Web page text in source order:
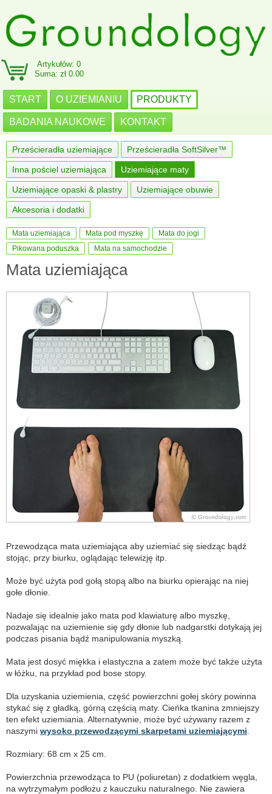
Artykułów: 0
Suma: zł 0.00
START O UZIEMIANIU PRODUKTY
BADANIA NAUKOWE KONTAKT
Prześcieradła uziemiające Prześcieradła SoftSilver™
Inna pościel uziemiająca Uziemiające maty
Uziemiające opaski & plastry Uziemiające obuwie
Akcesoria i dodatki
Mata uziemiająca Mata pod myszkę
Mata do jogi
Pikowana poduszka
Mata na samochodzie
Mata uziemiająca
Przewodząca mata uziemiająca aby uziemiać się siedząc bądź
stojąc, przy biurku, oglądając telewizję itp.
Może być użyta pod gołą stopą albo na biurku opierając na niej
gołe dłonie.
Nadaje się idealnie jako mata pod klawiaturę albo myszkę,
pozwalając na uziemienie się gdy dłonie lub nadgarstki dotykają jej
podczas pisania bądź manipulowania myszką.
Mata jest dosyć miękka i elastyczna a zatem może być także użyta
w łóżku, na przykład pod bose stopy.
Dla uzyskania uziemienia, część powierzchni gołej skóry powinna
stykać się z gładką, górną częścią maty. Cieńka tkanina zmniejszy
ten efekt uziemiania. Alternatywnie, może być używany razem z
naszymi wysoko przewodzącymi skarpetami uziemiającymi
Rozmiary: 68 cm x 25 cm.
Powierzchnia przewodząca to PU (poliuretan) z dodatkiem węgla,
na wytrzymałym podłożu z kauczuku naturalnego. Nie zawiera